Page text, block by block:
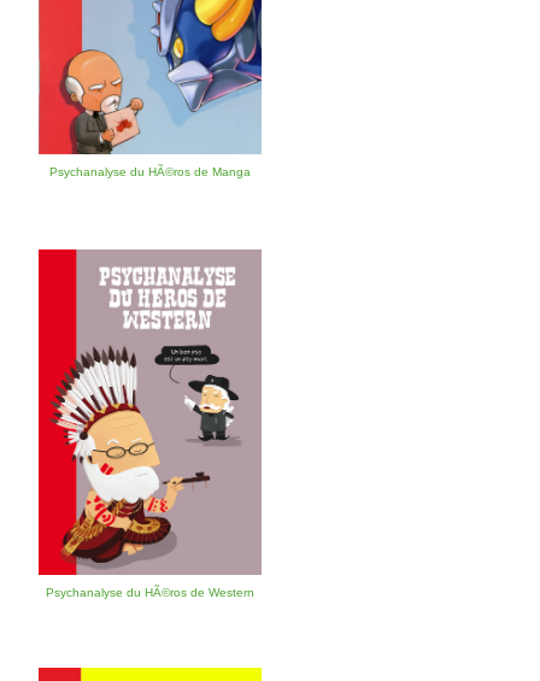
Psychanalyse du HÃ©ros de Manga
Psychanalyse du HÃ©ros de Western